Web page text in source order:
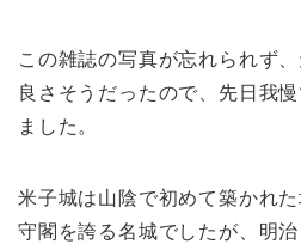
この雑誌の写真が忘れられず
良さそうだったので、先日我
ました。
米子城は山陰で初めて築かれ
守閣を誇る名城でしたが、明